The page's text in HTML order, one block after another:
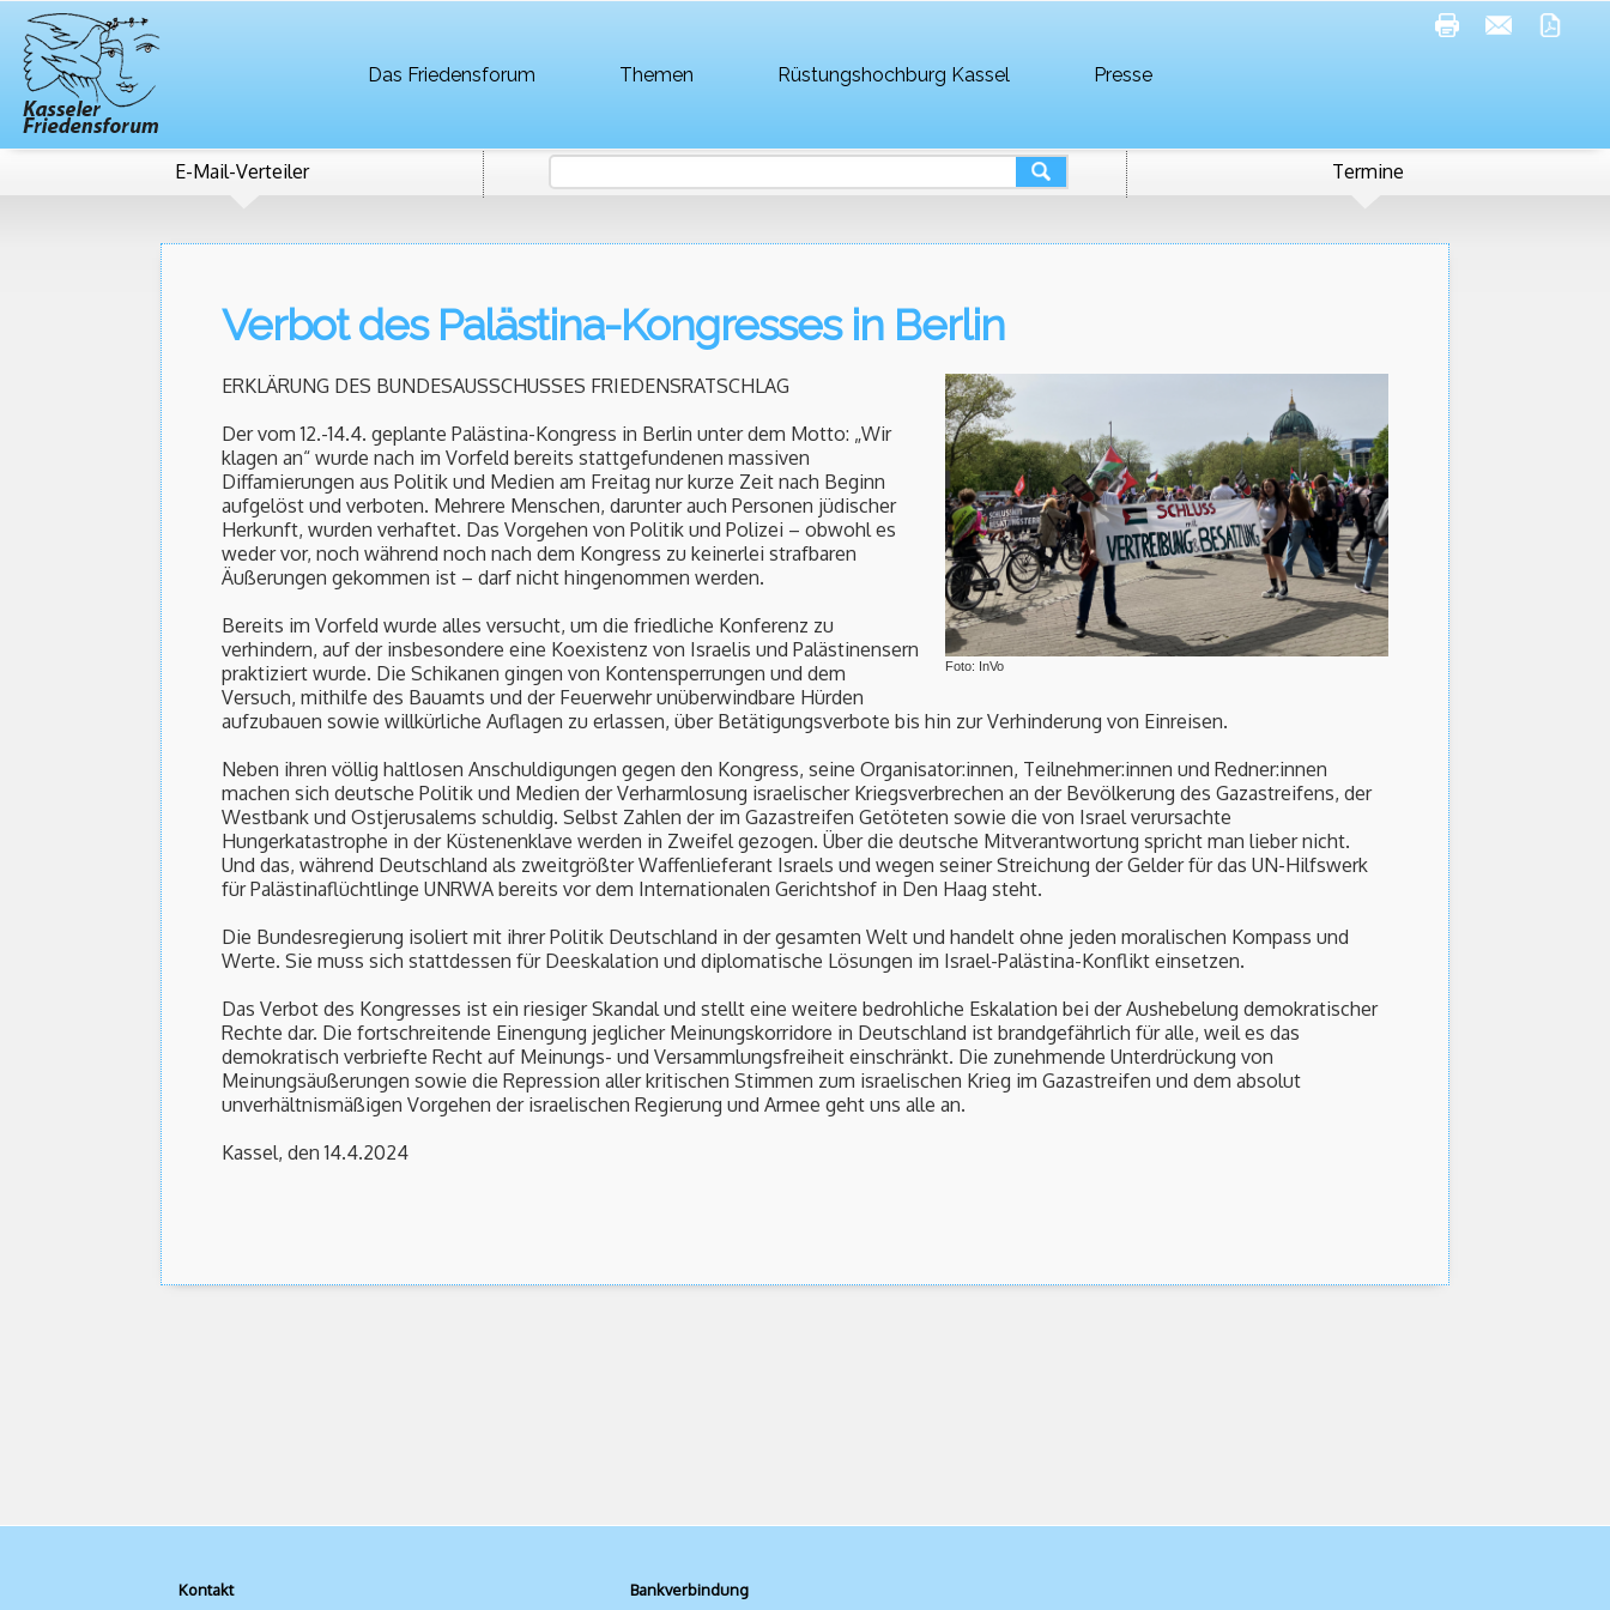
E-Mail-Verteiler Termine
Das Friedensforum Themen Rüstungshochburg Kassel Presse
Verbot des Palästina-Kongresses in Berlin
Foto: InVo
ERKLÄRUNG DES BUNDESAUSSCHUSSES FRIEDENSRATSCHLAG
Der vom 12.-14.4. geplante Palästina-Kongress in Berlin unter dem Motto: „Wir
klagen an“ wurde nach im Vorfeld bereits stattgefundenen massiven
Diffamierungen aus Politik und Medien am Freitag nur kurze Zeit nach Beginn
aufgelöst und verboten. Mehrere Menschen, darunter auch Personen jüdischer
Herkunft, wurden verhaftet. Das Vorgehen von Politik und Polizei – obwohl es
weder vor, noch während noch nach dem Kongress zu keinerlei strafbaren
Äußerungen gekommen ist – darf nicht hingenommen werden.
Bereits im Vorfeld wurde alles versucht, um die friedliche Konferenz zu
verhindern, auf der insbesondere eine Koexistenz von Israelis und Palästinensern
praktiziert wurde. Die Schikanen gingen von Kontensperrungen und dem
Versuch, mithilfe des Bauamts und der Feuerwehr unüberwindbare Hürden
aufzubauen sowie willkürliche Auflagen zu erlassen, über Betätigungsverbote bis hin zur Verhinderung von Einreisen.
Neben ihren völlig haltlosen Anschuldigungen gegen den Kongress, seine Organisator:innen, Teilnehmer:innen und Redner:innen
machen sich deutsche Politik und Medien der Verharmlosung israelischer Kriegsverbrechen an der Bevölkerung des Gazastreifens, der
Westbank und Ostjerusalems schuldig. Selbst Zahlen der im Gazastreifen Getöteten sowie die von Israel verursachte
Hungerkatastrophe in der Küstenenklave werden in Zweifel gezogen. Über die deutsche Mitverantwortung spricht man lieber nicht.
Und das, während Deutschland als zweitgrößter Waffenlieferant Israels und wegen seiner Streichung der Gelder für das UN-Hilfswerk
für Palästinaflüchtlinge UNRWA bereits vor dem Internationalen Gerichtshof in Den Haag steht.
Die Bundesregierung isoliert mit ihrer Politik Deutschland in der gesamten Welt und handelt ohne jeden moralischen Kompass und
Werte. Sie muss sich stattdessen für Deeskalation und diplomatische Lösungen im Israel-Palästina-Konflikt einsetzen.
Das Verbot des Kongresses ist ein riesiger Skandal und stellt eine weitere bedrohliche Eskalation bei der Aushebelung demokratischer
Rechte dar. Die fortschreitende Einengung jeglicher Meinungskorridore in Deutschland ist brandgefährlich für alle, weil es das
demokratisch verbriefte Recht auf Meinungs- und Versammlungsfreiheit einschränkt. Die zunehmende Unterdrückung von
Meinungsäußerungen sowie die Repression aller kritischen Stimmen zum israelischen Krieg im Gazastreifen und dem absolut
unverhältnismäßigen Vorgehen der israelischen Regierung und Armee geht uns alle an.
Kassel, den 14.4.2024
Kontakt Bankverbindung